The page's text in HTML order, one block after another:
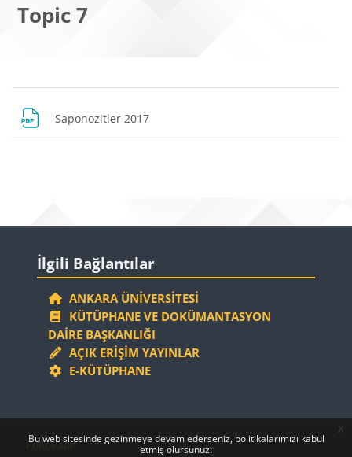
Bu web sitesinde gezinmeye devam ederseniz, politikalarımızı kabul
etmiş olursunuz:
x
Topic 7
Bloklar
Bölüm anahatları
Saponozitler 2017
Bloklar
İlgili Bağlantılar
ANKARA ÜNIVERSITESI
KÜTÜPHANE VE DOKÜMANTASYON
DAIRE BAŞKANLIĞI
AÇIK ERIŞIM YAYINLAR
E-KÜTÜPHANE
Bloklar
Bloklar
Politikalar